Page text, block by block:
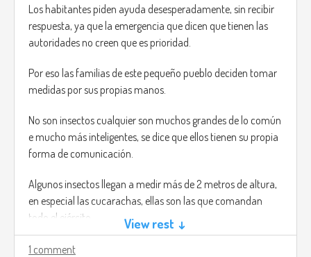
Los habitantes piden ayuda desesperadamente, sin recibir
respuesta, ya que la emergencia que dicen que tienen las
autoridades no creen que es prioridad.
Por eso las familias de este pequeño pueblo deciden tomar
medidas por sus propias manos.
No son insectos cualquier son muchos grandes de lo común
e mucho más inteligentes, se dice que ellos tienen su propia
forma de comunicación.
Algunos insectos llegan a medir más de 2 metros de altura,
en especial las cucarachas, ellas son las que comandan
todo el ejército.
Gameplay:
View rest ↓
1 comment